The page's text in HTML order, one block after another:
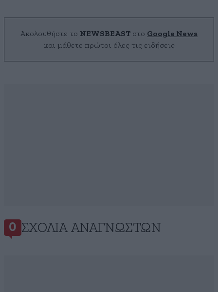
Ακολουθήστε το NEWSBEAST στο Google News
και μάθετε πρώτοι όλες τις ειδήσεις
0 ΣΧΌΛΙΑ ΑΝΑΓΝΩΣΤΏΝ